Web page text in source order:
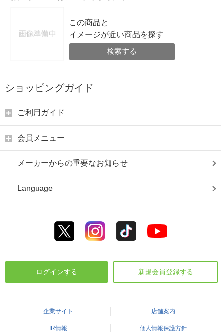
この商品と
イメージが近い商品を探す
検索する
ショッピングガイド
ご利用ガイド
会員メニュー
メーカーからの重要なお知らせ
Language
ログインする 新規会員登録する
企業サイト 店舗案内
IR情報 個人情報保護方針